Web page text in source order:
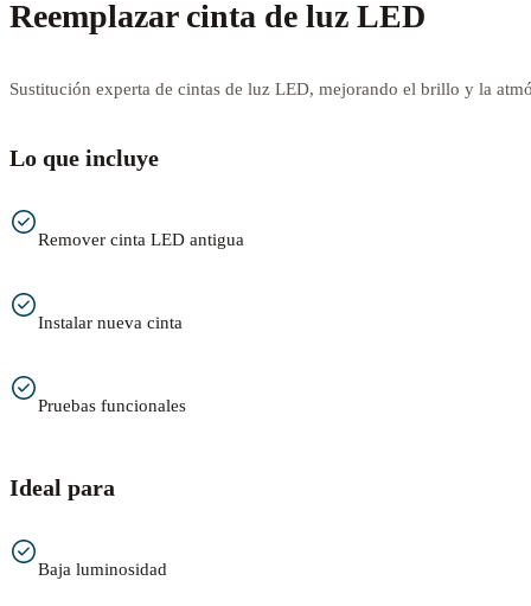
Reemplazar cinta de luz LED
Sustitución experta de cintas de luz LED, mejorando el brillo y la
Lo que incluye
Remover cinta LED antigua
Instalar nueva cinta
Pruebas funcionales
Ideal para
Baja luminosidad